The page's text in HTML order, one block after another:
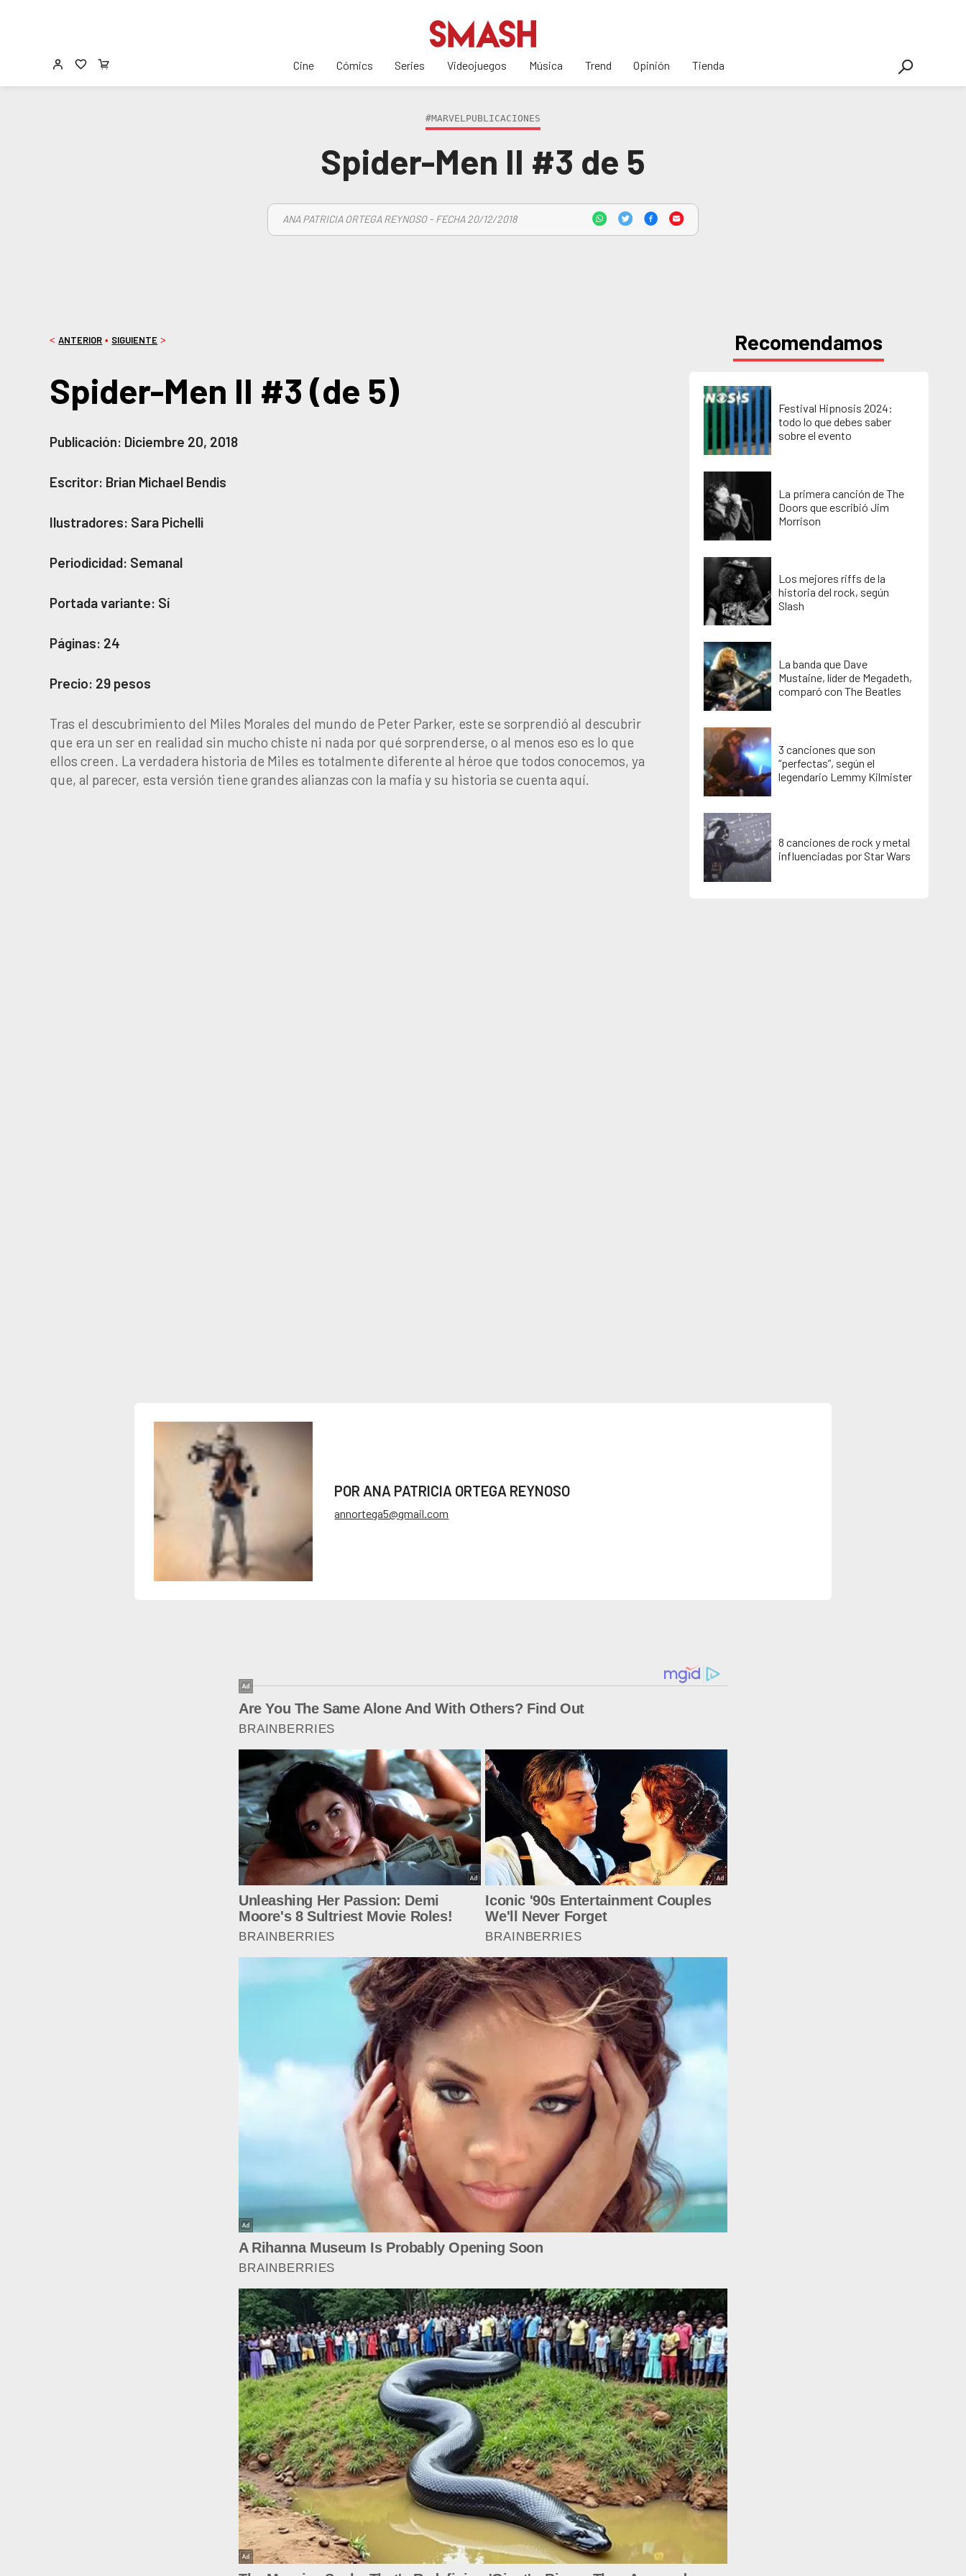
Cine Cómics Series Videojuegos Música Trend Opinión Tienda
#MARVELPUBLICACIONES
Spider-Men II #3 de 5
ANA PATRICIA ORTEGA REYNOSO - FECHA 20/12/2018
<ANTERIOR • SIGUIENTE >
Spider-Men II #3 (de 5)
Publicación: Diciembre 20, 2018
Escritor: Brian Michael Bendis
Ilustradores: Sara Pichelli
Periodicidad: Semanal
Portada variante: Sí
Páginas: 24
Precio: 29 pesos
Tras el descubrimiento del Miles Morales del mundo de Peter Parker, este se sorprendió al descubrir
que era un ser en realidad sin mucho chiste ni nada por qué sorprenderse, o al menos eso es lo que
ellos creen. La verdadera historia de Miles es totalmente diferente al héroe que todos conocemos, ya
que, al parecer, esta versión tiene grandes alianzas con la mafia y su historia se cuenta aquí.
Recomendamos
Festival Hipnosis 2024:
todo lo que debes saber
sobre el evento
La primera canción de The
Doors que escribió Jim
Morrison
Los mejores riffs de la
historia del rock, según
Slash
La banda que Dave
Mustaine, líder de Megadeth,
comparó con The Beatles
3 canciones que son
“perfectas”, según el
legendario Lemmy Kilmister
8 canciones de rock y metal
influenciadas por Star Wars
POR ANA PATRICIA ORTEGA REYNOSO
annortega5@gmail.com